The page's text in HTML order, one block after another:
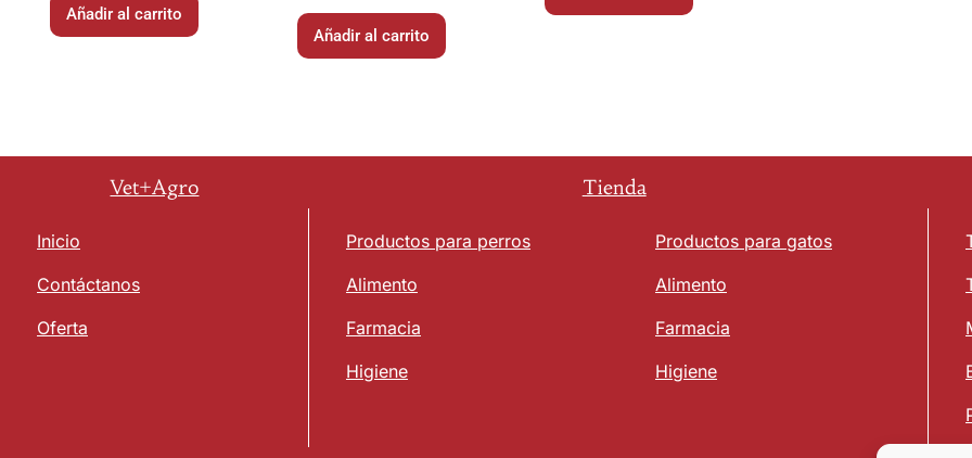
Añadir al carrito
Añadir al carrito
Vet+Agro Tienda
Inicio
Contáctanos
Oferta
Productos para perros
Alimento
Farmacia
Higiene
Productos para gatos
Alimento
Farmacia
Higiene